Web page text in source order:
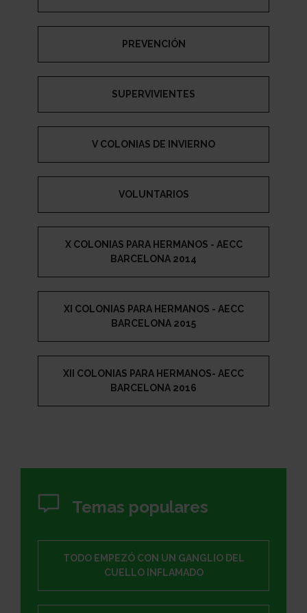
PREVENCIÓN
SUPERVIVIENTES
V COLONIAS DE INVIERNO
VOLUNTARIOS
X COLONIAS PARA HERMANOS - AECC
BARCELONA 2014
XI COLONIAS PARA HERMANOS - AECC
BARCELONA 2015
XII COLONIAS PARA HERMANOS- AECC
BARCELONA 2016
Temas populares
TODO EMPEZÓ CON UN GANGLIO DEL
CUELLO INFLAMADO